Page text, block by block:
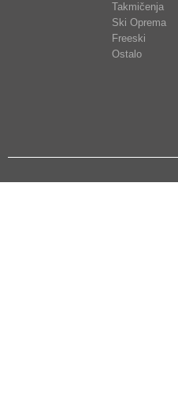
Takmičenja
Ski Oprema
Freeski
Ostalo